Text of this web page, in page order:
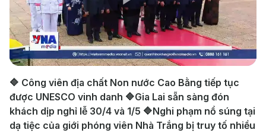
Play
Video
🔷 Công viên địa chất Non nước Cao Bằng tiếp tục
được UNESCO vinh danh 🔷Gia Lai sẵn sàng đón
khách dịp nghỉ lễ 30/4 và 1/5 🔷Nghi phạm nổ súng tại
dạ tiệc của giới phóng viên Nhà Trắng bị truy tố nhiều